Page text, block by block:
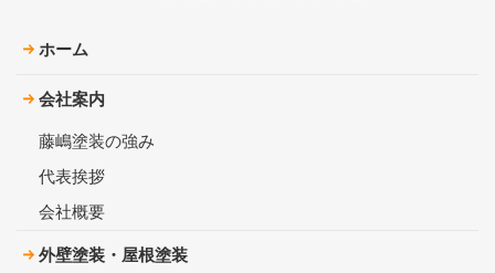
ホーム
会社案内
藤嶋塗装の強み
代表挨拶
会社概要
外壁塗装・屋根塗装